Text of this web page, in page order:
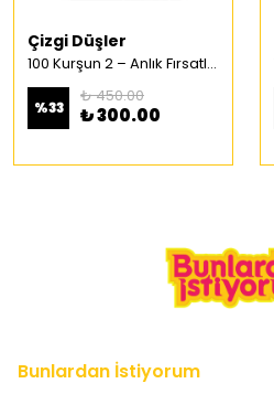
Çizgi Düşler
100 Kurşun 2 – Anlık Fırsatlar Türkçe Çizgi Roman
%33
₺ 450.00
₺ 300.00
Bunlardan İstiyorum